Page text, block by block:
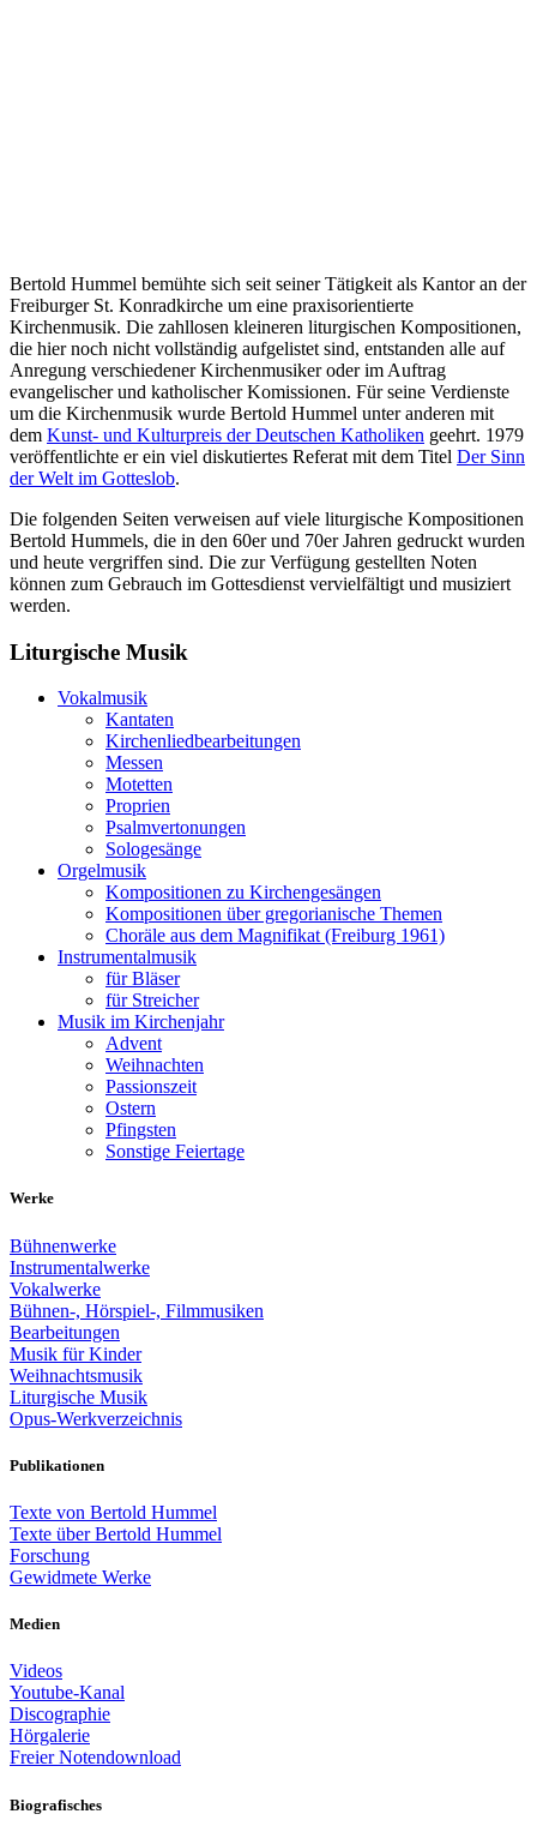
Bertold Hummel bemühte sich seit seiner Tätigkeit als Kantor an der
Freiburger St. Konradkirche um eine praxisorientierte
Kirchenmusik. Die zahllosen kleineren liturgischen Kompositionen,
die hier noch nicht vollständig aufgelistet sind, entstanden alle auf
Anregung verschiedener Kirchenmusiker oder im Auftrag
evangelischer und katholischer Komissionen. Für seine Verdienste
um die Kirchenmusik wurde Bertold Hummel unter anderen mit
dem Kunst- und Kulturpreis der Deutschen Katholiken geehrt. 1979
veröffentlichte er ein viel diskutiertes Referat mit dem Titel Der Sinn
der Welt im Gotteslob.
Die folgenden Seiten verweisen auf viele liturgische Kompositionen
Bertold Hummels, die in den 60er und 70er Jahren gedruckt wurden
und heute vergriffen sind. Die zur Verfügung gestellten Noten
können zum Gebrauch im Gottesdienst vervielfältigt und musiziert
werden.
Liturgische Musik
Vokalmusik
Kantaten
Kirchenliedbearbeitungen
Messen
Motetten
Proprien
Psalmvertonungen
Sologesänge
Orgelmusik
Kompositionen zu Kirchengesängen
Kompositionen über gregorianische Themen
Choräle aus dem Magnifikat (Freiburg 1961)
Instrumentalmusik
für Bläser
für Streicher
Musik im Kirchenjahr
Advent
Weihnachten
Passionszeit
Ostern
Pfingsten
Sonstige Feiertage
Werke
Bühnenwerke
Instrumentalwerke
Vokalwerke
Bühnen-, Hörspiel-, Filmmusiken
Bearbeitungen
Musik für Kinder
Weihnachtsmusik
Liturgische Musik
Opus-Werkverzeichnis
Publikationen
Texte von Bertold Hummel
Texte über Bertold Hummel
Forschung
Gewidmete Werke
Medien
Videos
Youtube-Kanal
Discographie
Hörgalerie
Freier Notendownload
Biografisches